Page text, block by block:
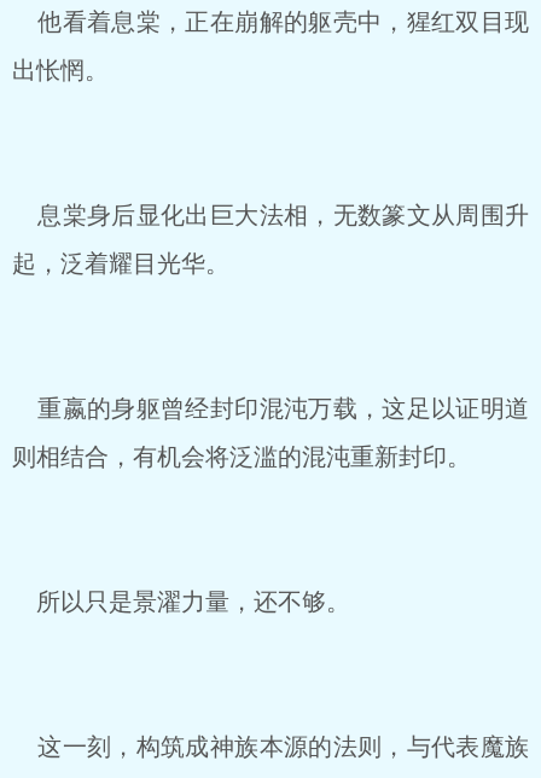
他看着息棠，正在崩解的躯壳中，猩红双目现
出怅惘。
息棠身后显化出巨大法相，无数篆文从周围升
起，泛着耀目光华。
重嬴的身躯曾经封印混沌万载，这足以证明道
则相结合，有机会将泛滥的混沌重新封印。
所以只是景濯力量，还不够。
这一刻，构筑成神族本源的法则，与代表魔族